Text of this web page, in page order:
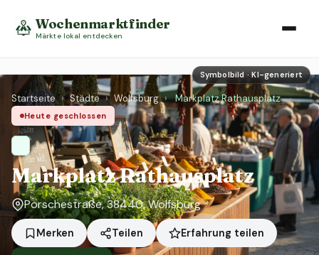
Wochenmarktfinder
Märkte lokal entdecken
Symbolbild · KI-generiert
Startseite › Städte › Wolfsburg › Markplatz Rathausplatz
Heute geschlossen
Markplatz Rathausplatz
Porschestraße, 38440, Wolfsburg
Merken Teilen Erfahrung teilen